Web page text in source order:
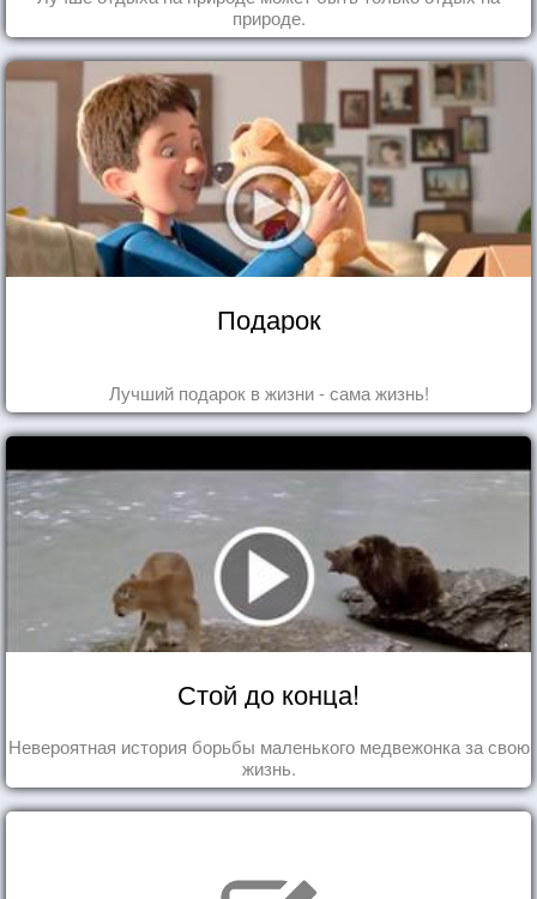
природе.
Подарок
Лучший подарок в жизни - сама жизнь!
Стой до конца!
Невероятная история борьбы маленького медвежонка за свою
жизнь.